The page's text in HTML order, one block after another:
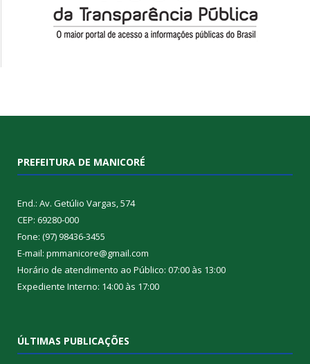
PREFEITURA DE MANICORÉ
End.: Av. Getúlio Vargas, 574
CEP: 69280-000
Fone: (97) 98436-3455
E-mail: pmmanicore@gmail.com
Horário de atendimento ao Público: 07:00 às 13:00
Expediente Interno: 14:00 às 17:00
ÚLTIMAS PUBLICAÇÕES